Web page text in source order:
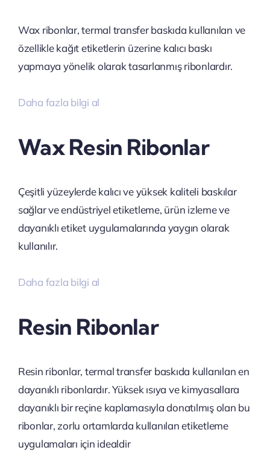
Wax ribonlar, termal transfer baskıda kullanılan ve
özellikle kağıt etiketlerin üzerine kalıcı baskı
yapmaya yönelik olarak tasarlanmış ribonlardır.
Daha fazla bilgi al
Wax Resin Ribonlar
Çeşitli yüzeylerde kalıcı ve yüksek kaliteli baskılar
sağlar ve endüstriyel etiketleme, ürün izleme ve
dayanıklı etiket uygulamalarında yaygın olarak
kullanılır.
Daha fazla bilgi al
Resin Ribonlar
Resin ribonlar, termal transfer baskıda kullanılan en
dayanıklı ribonlardır. Yüksek ısıya ve kimyasallara
dayanıklı bir reçine kaplamasıyla donatılmış olan bu
ribonlar, zorlu ortamlarda kullanılan etiketleme
uygulamaları için idealdir